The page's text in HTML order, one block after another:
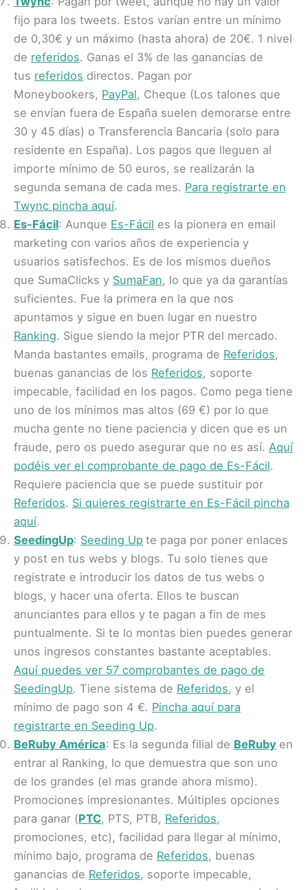
fijo para los tweets. Estos varían entre un mínimo
de 0,30€ y un máximo (hasta ahora) de 20€. 1 nivel
de referidos. Ganas el 3% de las ganancias de
tus referidos directos. Pagan por
Moneybookers, PayPal, Cheque (Los talones que
se envían fuera de España suelen demorarse entre
30 y 45 días) o Transferencia Bancaria (solo para
residente en España). Los pagos que lleguen al
importe mínimo de 50 euros, se realizarán la
segunda semana de cada mes. Para registrarte en
Twync pincha aquí.
Es-Fácil: Aunque Es-Fácil es la pionera en email
marketing con varios años de experiencia y
usuarios satisfechos. Es de los mismos dueños
que SumaClicks y SumaFan, lo que ya da garantías
suficientes. Fue la primera en la que nos
apuntamos y sigue en buen lugar en nuestro
Ranking. Sigue siendo la mejor PTR del mercado.
Manda bastantes emails, programa de Referidos,
buenas ganancias de los Referidos, soporte
impecable, facilidad en los pagos. Como pega tiene
uno de los mínimos mas altos (69 €) por lo que
mucha gente no tiene paciencia y dicen que es un
fraude, pero os puedo asegurar que no es así. Aquí
podéis ver el comprobante de pago de Es-Fácil.
Requiere paciencia que se puede sustituir por
Referidos. Si quieres registrarte en Es-Fácil pincha
aquí.
SeedingUp: Seeding Up te paga por poner enlaces
y post en tus webs y blogs. Tu solo tienes que
registrate e introducir los datos de tus webs o
blogs, y hacer una oferta. Ellos te buscan
anunciantes para ellos y te pagan a fin de mes
puntualmente. Si te lo montas bien puedes generar
unos ingresos constantes bastante aceptables.
Aquí puedes ver 57 comprobantes de pago de
SeedingUp. Tiene sistema de Referidos, y el
mínimo de pago son 4 €. Pincha aquí para
registrarte en Seeding Up.
BeRuby América: Es la segunda filial de BeRuby en
entrar al Ranking, lo que demuestra que son uno
de los grandes (el mas grande ahora mismo).
Promociones impresionantes. Múltiples opciones
para ganar (PTC, PTS, PTB, Referidos,
promociones, etc), facilidad para llegar al mínimo,
mínimo bajo, programa de Referidos, buenas
ganancias de Referidos, soporte impecable,